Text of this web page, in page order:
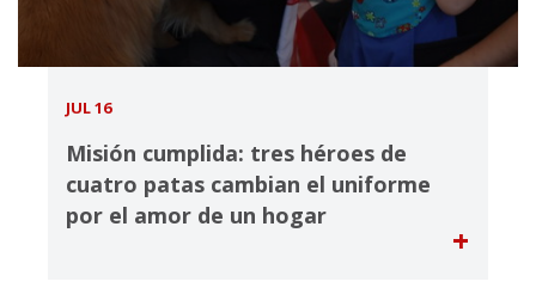
JUL 16
Misión cumplida: tres héroes de
cuatro patas cambian el uniforme
por el amor de un hogar
+